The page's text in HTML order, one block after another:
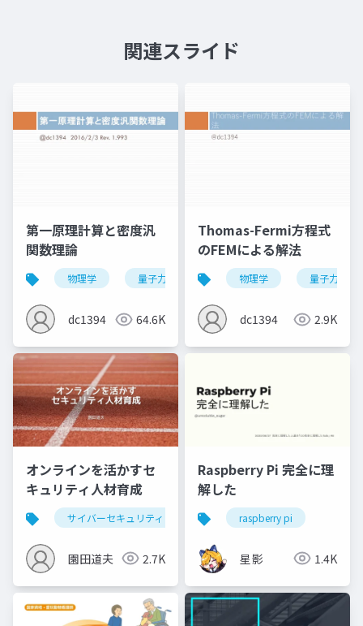
関連スライド
第一原理計算と密度汎
関数理論
物理学 量子力学 量子化学 量子化学計算
dc1394 64.6K
Thomas-Fermi方程式
のFEMによる解法
物理学 量子力学
dc1394 2.9K
オンラインを活かすセ
キュリティ人材育成
サイバーセキュリティ
園田道夫 2.7K
Raspberry Pi 完全に理
解した
raspberry pi
星影 1.4K